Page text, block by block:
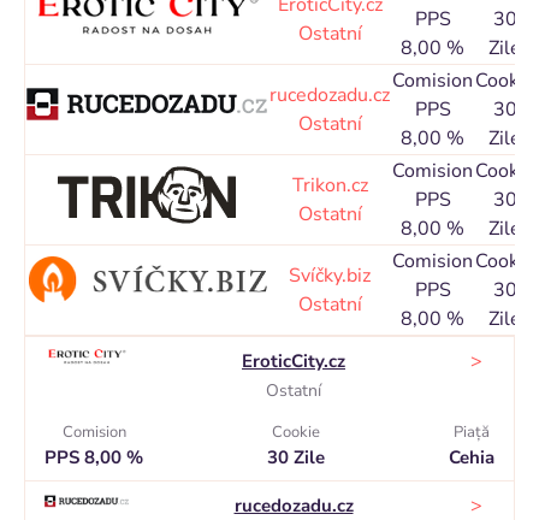
Ostatní
PPS
8,00 %
30
Zile
rucedozadu.cz
Ostatní
Comision
PPS
8,00 %
Cookie
30
Zile
Trikon.cz
Ostatní
Comision
PPS
8,00 %
Cookie
30
Zile
Svíčky.biz
Ostatní
Comision
PPS
8,00 %
Cookie
30
Zile
EroticCity.cz
Ostatní
>
Comision
PPS 8,00 %
Cookie
30 Zile
Piaţă
Cehia
rucedozadu.cz
>